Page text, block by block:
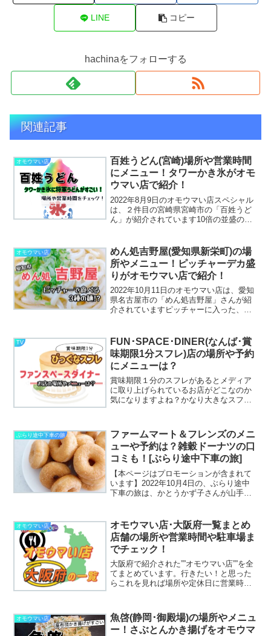
LINE コピー
hachinaをフォローする
関連記事
オモウマい店
百姓うどん(宮崎)場所や営業時間
にメニュー！タワーかき氷がオモ
ウマい店で紹介！
2022年8月9日のオモウマい店スペシャル
は、２件目の宮崎県宮崎市の「百姓うど
ん」が紹介されています10倍の並盛の将
で、こちらのかき氷にも驚きが隠せませ
んでした。そんな...
オモウマい店
めん処吉野屋(愛知県新栄町)の場
所やメニュー！ピッチャーデカ盛
りがオモウマい店で紹介！
2022年10月11日のオモウマい店は、愛知
県名古屋市の「めん処吉野屋」さんが紹
介されていますピッチャーに入った、う
カ盛り店で、たくさんの方が訪れている
んですよ！そんな...
TV
FUN･SPACE･DINER(なんば･賞
味期限1分スフレ)店の場所や予約
にメニューは？
賞味期限１分のスフレがあるとメディア
に取り上げられているお店がどこなのか
気になりますよね？かなり大きなスフレ
なんて思いながら美味しそうな画面にく
ぎ付けだったのですが。こ...
ぶらり途中下車の旅
ファームマート＆フレンズのメニ
ューや予約は？雑穀ドーナツの口
コミも！[ぶらり途中下車の旅]
【本ページはプロモーションが含まれて
います】2022年10月4日の、ぶらり途中
下車の旅は、かとうかず子さんが山手線
＆フレンズ(FarmMart & Friends)」雑...
オモウマい店
オモウマい店･大阪府一覧まとめ
店舗の場所や営業時間や駐車場ま
でチェック！
大阪府で紹介された””オモウマい店””を全
てまとめています。行きたい！と思った
らこれを見れば場所や定休日に営業時間
オモウマい店
魚啓(静岡･御殿場)の場所やメニュ
ー！さぶとんかき揚げをオモウマ